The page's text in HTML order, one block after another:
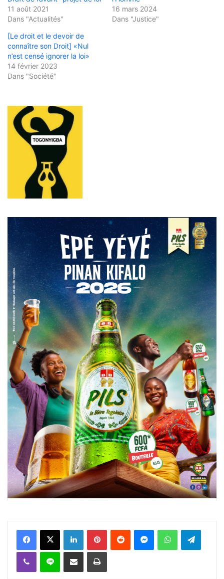
11 août 2021
Dans "Actualités"
16 mars 2024
Dans "Justice"
[Le droit et le devoir de
connaître son Droit] «Nul
n’est censé ignorer la loi»
14 février 2023
Dans "Société"
FacebookX Linkedin PinterestReddit MessengerWhatsAppTelegram
Viber Ligne Partager par email Imprimer